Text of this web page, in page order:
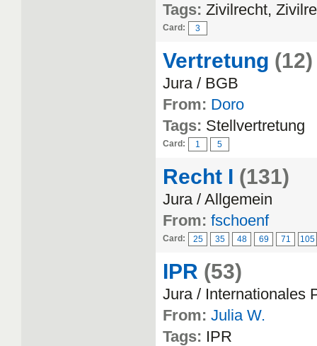
Tags: Zivilrecht,
Card: 3
Vertretung (12)
Jura / BGB
From: Doro
Tags: Stellvertretung
Card: 1 5
Recht I (131)
Jura / Allgemein
From: fschoenf
Card: 25 35 48 69 71 105
IPR (53)
Jura / Internationales
From: Julia W.
Tags: IPR